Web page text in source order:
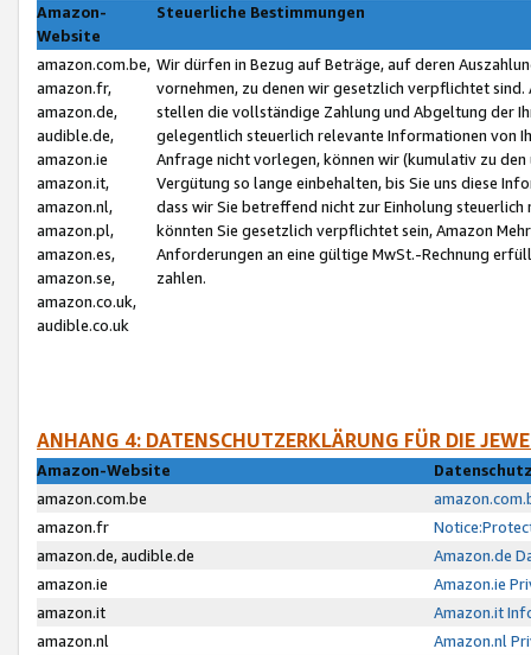
Amazon-
Website
Steuerliche Bestimmungen
amazon.com.be,
amazon.fr,
amazon.de,
audible.de,
amazon.ie
amazon.it,
amazon.nl,
amazon.pl,
amazon.es,
amazon.se,
amazon.co.uk,
audible.co.uk
Wir dürfen in Bezug auf Beträge, auf deren
vornehmen, zu denen wir gesetzlich verpflichtet
stellen die vollständige Zahlung und Abgeltung der
gelegentlich steuerlich relevante Informationen von
Anfrage nicht vorlegen, können wir (kumulativ zu
Vergütung so lange einbehalten, bis Sie uns diese
dass wir Sie betreffend nicht zur Einholung
könnten Sie gesetzlich verpflichtet sein, Amazon
Anforderungen an eine gültige MwSt.-Rechnung
zahlen.
ANHANG 4: DATENSCHUTZERKLÄRUNG FÜR DIE
Amazon-Website
amazon.com.be
amazon.fr
amazon.de, audible.de
Amazon.de
amazon.ie
Amazon.ie
amazon.it
Amazon.it
amazon.nl
Amazon.nl